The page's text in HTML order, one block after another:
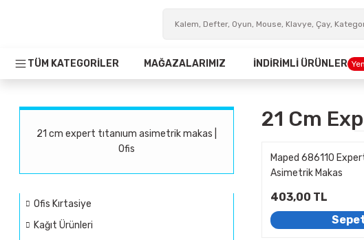
TÜM KATEGORİLER MAĞAZALARIMIZ İNDİRİMLİ ÜRÜNLER
21 cm expert tıtanıum asimetrik makas |
Ofis
Ofis Kırtasiye
Kağıt Ürünleri
21 Cm
Maped 686110
Asimetrik Makas
403,00 TL